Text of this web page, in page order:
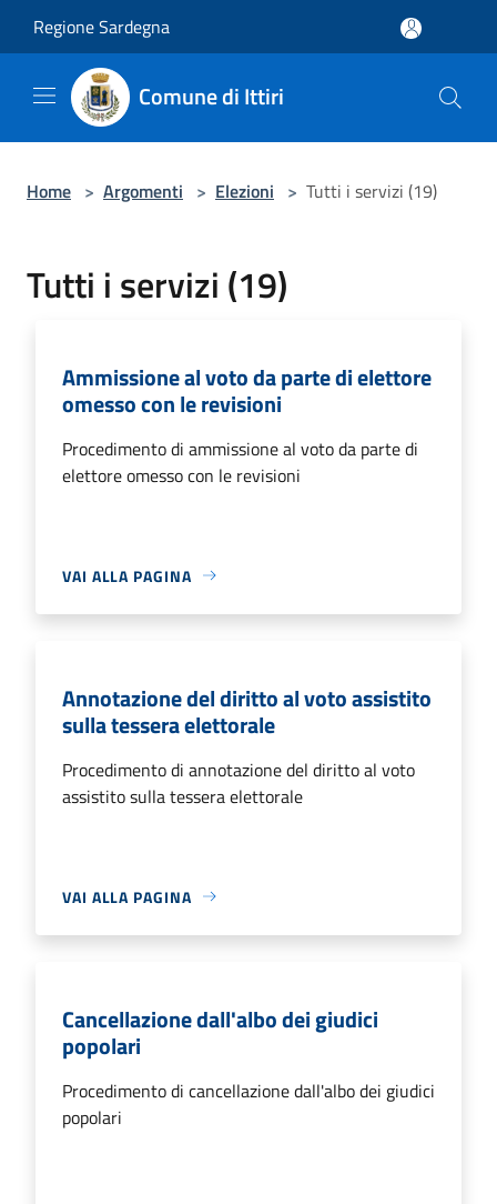
Regione Sardegna
Comune di Ittiri
Home > Argomenti > Elezioni > Tutti i servizi (19)
Tutti i servizi (19)
Ammissione al voto da parte di elettore
omesso con le revisioni
Procedimento di ammissione al voto da parte di
elettore omesso con le revisioni
VAI ALLA PAGINA
Annotazione del diritto al voto assistito
sulla tessera elettorale
Procedimento di annotazione del diritto al voto
assistito sulla tessera elettorale
VAI ALLA PAGINA
Cancellazione dall'albo dei giudici
popolari
Procedimento di cancellazione dall'albo dei giudici
popolari